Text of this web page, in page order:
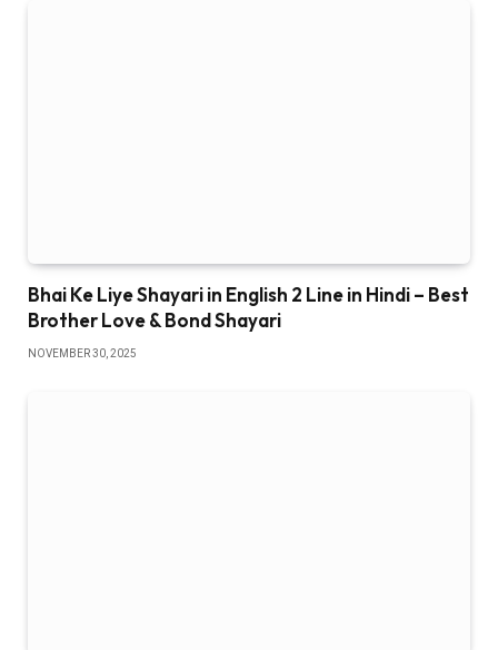
Bhai Ke Liye Shayari in English 2 Line in Hindi – Best
Brother Love & Bond Shayari
NOVEMBER 30, 2025